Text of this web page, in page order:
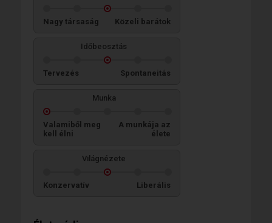
Nagy társaság Közeli barátok
Időbeosztás
Tervezés Spontaneitás
Munka
Valamiből meg
kell élni
A munkája az
élete
Világnézete
Konzervatív Liberális